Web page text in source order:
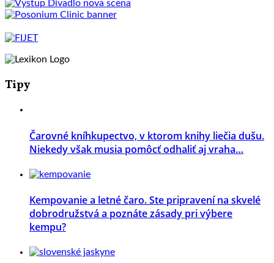
Tipy
Čarovné kníhkupectvo, v ktorom knihy liečia dušu.
Niekedy však musia pomôcť odhaliť aj vraha…
Kempovanie a letné čaro. Ste pripravení na skvelé
dobrodružstvá a poznáte zásady pri výbere
kempu?